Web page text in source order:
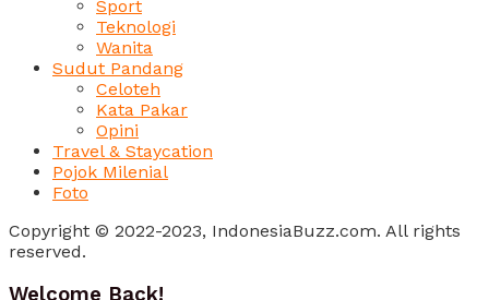
Sport
Teknologi
Wanita
Sudut Pandang
Celoteh
Kata Pakar
Opini
Travel & Staycation
Pojok Milenial
Foto
Copyright © 2022-2023, IndonesiaBuzz.com. All rights
reserved.
Welcome Back!